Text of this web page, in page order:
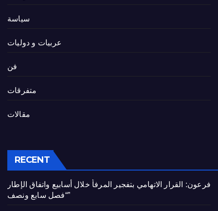
سياسة
عربيات و دوليات
فن
متفرقات
مقالات
RECENT
فرعون: القرار الاتهامي بتفجير المرفأ خلال أسابيع واتفاق الإطار
“فصل سابع ونصف”